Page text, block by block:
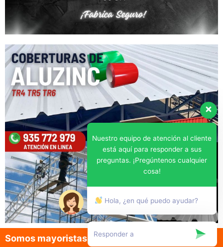
Somos mayoristas en la venta de aluzinc
Nuestro equipo de atención al cliente
está aquí para responder a sus
preguntas. ¡Pregúntenos cualquier
cosa!
Hola, ¿en qué puedo ayudar?